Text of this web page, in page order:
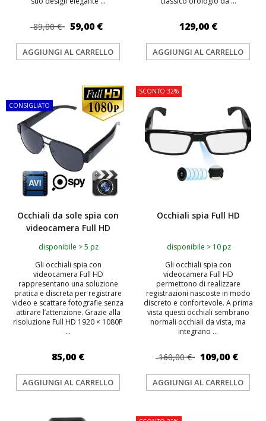
89,00 € 59,00 €
AGGIUNGI AL CARRELLO
129,00 €
AGGIUNGI AL CARRELLO
CONSIGLIATO
Occhiali da sole spia con
videocamera Full HD
disponibile > 5 pz
Gli occhiali spia con
videocamera Full HD
rappresentano una soluzione
pratica e discreta per registrare
video e scattare fotografie senza
attirare l’attenzione. Grazie alla
risoluzione Full HD 1920 × 1080P
...
85,00 €
AGGIUNGI AL CARRELLO
SCONTO 32%
Occhiali spia Full HD
disponibile > 10 pz
Gli occhiali spia con
videocamera Full HD
permettono di realizzare
registrazioni nascoste in modo
discreto e confortevole. A prima
vista questi occhiali sembrano
normali occhiali da vista, ma
integrano ...
160,00 € 109,00 €
AGGIUNGI AL CARRELLO